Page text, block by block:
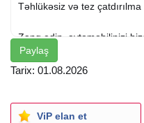
Təhlükəsiz və tez çatdırılma
Zəng edin, avtomobilinizi
Paylaş
Tarix: 01.08.2026
ViP elan et